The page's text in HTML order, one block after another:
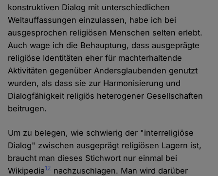
konstruktiven Dialog mit unterschiedlichen
Weltauffassungen einzulassen, habe ich bei
ausgesprochen religiösen Menschen selten erlebt.
Auch wage ich die Behauptung, dass ausgeprägte
religiöse Identitäten eher für machterhaltende
Aktivitäten gegenüber Andersglaubenden genutzt
wurden, als dass sie zur Harmonisierung und
Dialogfähigkeit religiös heterogener Gesellschaften
beitrugen.
Um zu belegen, wie schwierig der "interreligiöse
Dialog" zwischen ausgeprägt religiösen Lagern ist,
braucht man dieses Stichwort nur einmal bei
Wikipedia12 nachzuschlagen. Man wird darüber